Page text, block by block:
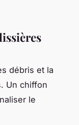
débris et la
Un chiffon
le